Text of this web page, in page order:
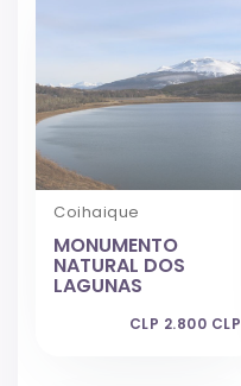
Coihaique
MONUMENTO
NATURAL DOS
LAGUNAS
CLP 2.800 CLP